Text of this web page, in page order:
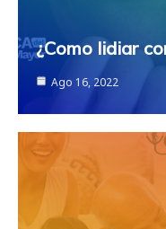
¿Como lidiar
Ago 16, 2022